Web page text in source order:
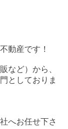
動産です！
など）から、
としておりま
へお任せ下さ